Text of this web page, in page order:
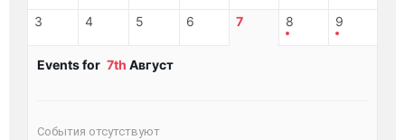
3 4 5 6 7 8 9
Events for 7th Август
События отсутствуют